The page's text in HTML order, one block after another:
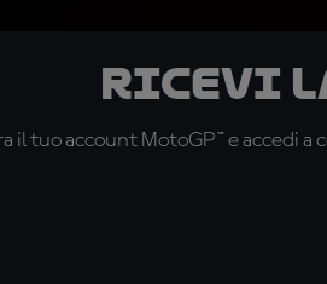
Ricevi
il tuo account MotoGP™ e accedi